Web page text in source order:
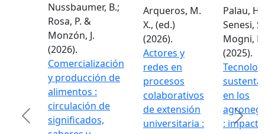
Nussbaumer, B.;
Rosa, P. &
Monzón, J.
(2026).
Comercialización
y producción de
alimentos :
circulación de
significados,
Arqueros, M.
X., (ed.)
(2026).
Actores y
redes en
procesos
colaborativos
de extensión
universitaria :
Palau, H.;
Senesi,
Mogni, F.
(2025).
en los
: impacto